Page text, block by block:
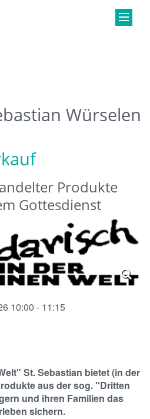
Würselen
Produkte
Gottesdienst
10:00 - 11:15
St. Sebastian bietet (in der
aus der sog. "Dritten
und ihren Familien das
sichern.